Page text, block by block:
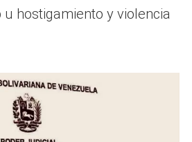
hostigamiento y violencia